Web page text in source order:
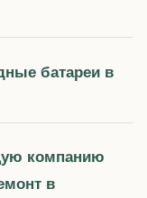
батареи в
компанию
в